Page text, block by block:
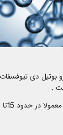
دی تیوفسفات
.